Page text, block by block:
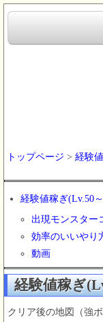
トップページ > 経験
経験値稼ぎ(Lv.50
出現モンスター
効率のいいやり
動画
経験値稼ぎ
クリア後の地図（強